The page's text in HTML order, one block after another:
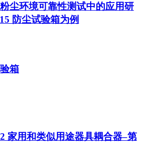
尘环境可靠性测试中的应用研
防尘试验箱为例
箱
家用和类似用途器具耦合器–第